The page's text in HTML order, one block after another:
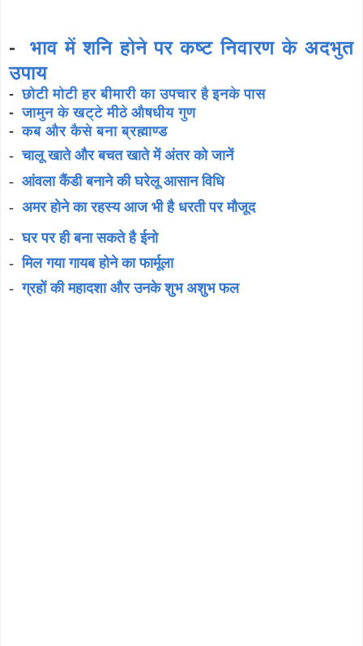
- भाव में शनि होने पर कष्ट निवारण के अदभुत
उपाय
-छोटी मोटी हर बीमारी का उपचार है इनके पास
-जामुन के खट्टे मीठे औषधीय गुण
-कब और कैसे बना ब्रह्माण्ड
-चालू खाते और बचत खाते में अंतर को जानें
- आंवला कैंडी बनाने की घरेलू आसान विधि
- अमर होने का रहस्य आज भी है धरती पर मौजूद
-घर पर ही बना सकते है ईनो
-मिल गया गायब होने का फार्मूला
-ग्रहों की महादशा और उनके शुभ अशुभ फल